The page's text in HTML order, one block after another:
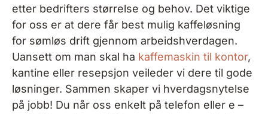
etter bedrifters størrelse og behov. Det viktige
for oss er at dere får best mulig kaffeløsning
for sømløs drift gjennom arbeidshverdagen.
Uansett om man skal ha kaffemaskin til kontor,
kantine eller resepsjon veileder vi dere til gode
løsninger. Sammen skaper vi hverdagsnytelse
på jobb! Du når oss enkelt på telefon eller e –